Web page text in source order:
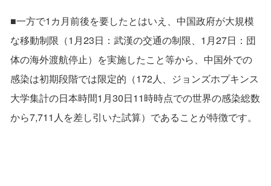
■一方で1カ月前後を要したとはいえ、中国政府が大規模
な移動制限（1月23日：武漢の交通の制限、1月27日：団
体の海外渡航停止）を実施したこと等から、中国外での
感染は初期段階では限定的（172人、ジョンズホプキンス
大学集計の日本時間1月30日11時時点での世界の感染総数
から7,711人を差し引いた試算）であることが特徴です。